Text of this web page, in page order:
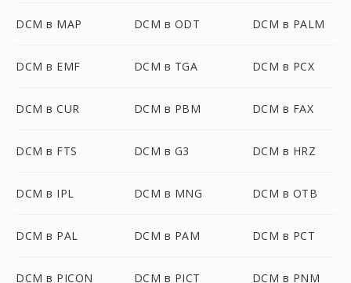
DCM в MAP DCM в ODT DCM в PALM
DCM в EMF DCM в TGA DCM в PCX
DCM в CUR DCM в PBM DCM в FAX
DCM в FTS DCM в G3 DCM в HRZ
DCM в IPL DCM в MNG DCM в OTB
DCM в PAL DCM в PAM DCM в PCT
DCM в PICON DCM в PICT DCM в PNM